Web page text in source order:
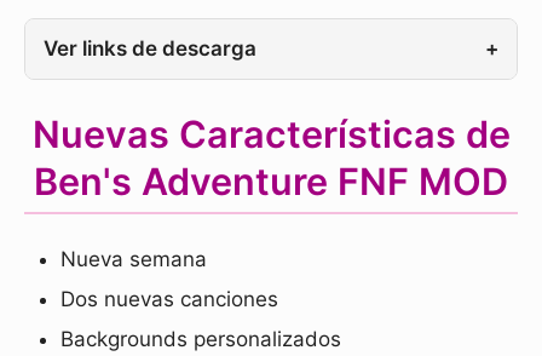
Ver links de descarga +
Nuevas Características de
Ben's Adventure FNF MOD
Nueva semana
Dos nuevas canciones
Backgrounds personalizados